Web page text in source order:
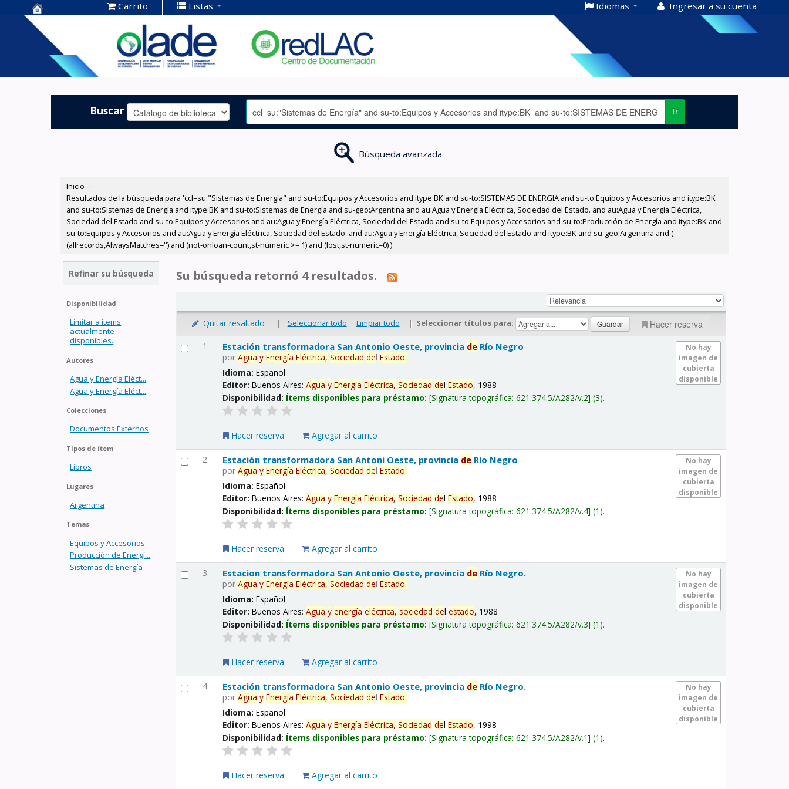
Centro de
Documentación
OLADE -
Carrito Listas Idiomas Ingresar a su cuenta
Buscar Ir
Búsqueda avanzada
Inicio ›
Resultados de la búsqueda para 'ccl=su:"Sistemas de Energía" and su-to:Equipos y Accesorios and itype:BK and su-to:SISTEMAS DE ENERGIA and su-to:Equipos y Accesorios and itype:BK
and su-to:Sistemas de Energía and itype:BK and su-to:Sistemas de Energía and su-geo:Argentina and au:Agua y Energía Eléctrica, Sociedad del Estado. and au:Agua y Energía Eléctrica,
Sociedad del Estado and su-to:Equipos y Accesorios and au:Agua y Energía Eléctrica, Sociedad del Estado and su-to:Equipos y Accesorios and su-to:Producción de Energía and itype:BK and
su-to:Equipos y Accesorios and au:Agua y Energía Eléctrica, Sociedad del Estado. and au:Agua y Energía Eléctrica, Sociedad del Estado and itype:BK and su-geo:Argentina and (
(allrecords,AlwaysMatches='') and (not-onloan-count,st-numeric >= 1) and (lost,st-numeric=0) )'
Refinar su búsqueda
Disponibilidad
Limitar a ítems
actualmente
disponibles.
Autores
Agua y Energía Eléct...
Agua y Energía Eléct...
Colecciones
Documentos Externos
Tipos de ítem
Libros
Lugares
Argentina
Temas
Equipos y Accesorios
Producción de Energí...
Sistemas de Energía
Su búsqueda retornó 4 resultados.
Quitar resaltado | Seleccionar todo Limpiar todo | Seleccionar títulos para: Hacer reserva
1.
No hay
imagen de
cubierta
disponible
Estación transformadora San Antonio Oeste, provincia de Río Negro
porAgua y Energía Eléctrica, Sociedad delEstado.
Idioma:Español
Editor:Buenos Aires:Agua y Energía Eléctrica, Sociedad delEstado, 1988
Disponibilidad: Ítems disponibles para préstamo: Signatura topográfica:621.374.5/A282/v.2 (3).
Hacer reserva Agregar al carrito
2.
No hay
imagen de
cubierta
disponible
Estación transformadora San Antoni Oeste, provincia de Río Negro
porAgua y Energía Eléctrica, Sociedad delEstado.
Idioma:Español
Editor:Buenos Aires:Agua y Energía Eléctrica, Sociedad delEstado, 1988
Disponibilidad: Ítems disponibles para préstamo: Signatura topográfica:621.374.5/A282/v.4 (1).
Hacer reserva Agregar al carrito
3.
No hay
imagen de
cubierta
disponible
Estacion transformadora San Antonio Oeste, provincia de Río Negro.
porAgua y Energía Eléctrica, Sociedad delEstado.
Idioma:Español
Editor:Buenos Aires:Agua y energía eléctrica, sociedad delestado, 1988
Disponibilidad: Ítems disponibles para préstamo: Signatura topográfica:621.374.5/A282/v.3 (1).
Hacer reserva Agregar al carrito
4.
No hay
imagen de
cubierta
disponible
Estación transformadora San Antonio Oeste, provincia de Río Negro.
porAgua y Energía Eléctrica, Sociedad delEstado.
Idioma:Español
Editor:Buenos Aires:Agua y Energía Eléctrica, Sociedad delEstado, 1998
Disponibilidad: Ítems disponibles para préstamo: Signatura topográfica:621.374.5/A282/v.1 (1).
Hacer reserva Agregar al carrito